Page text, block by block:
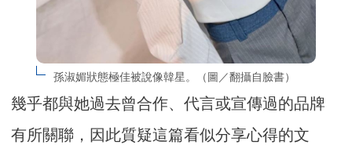
孫淑媚狀態極佳被說像韓星。（圖／翻攝自臉書）
幾乎都與她過去曾合作、代言或宣傳過的品牌
有所關聯，因此質疑這篇看似分享心得的文